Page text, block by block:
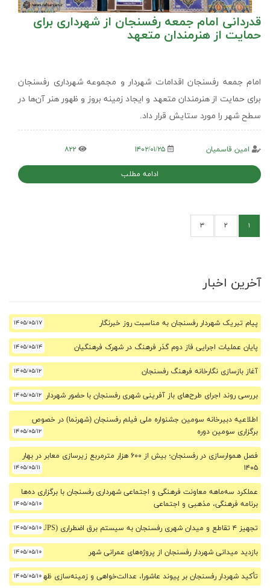
قدردانی امام جمعه رفسنجان از شهرداری برای
حمایت از هنرمندان متعهد
امام جمعه رفسنجان اقدامات شهردار و مجموعه شهرداری رفسنجان
برای حمایت از هنرمندان متعهد و ایجاد زمینه بروز و ظهور هنر آن‌ها در
سطح شهر را مورد ستایش قرار داد.
امین قاسمیان ۱۴۰۲/۰۱/۲۵ ۸۲۲
ادامه مطلب
۱ ۲ ۳
آخرین اخبار
پیام تبریک شهردار رفسنجان به مناسبت روز خبرنگار ۱۴۰۵/۰۵/۱۷
پایان عملیات اجرایی فاز دوم گذر فرهنگ در شهرک فرهنگیان ۱۴۰۵/۰۵/۱۴
آغاز بازسازی نگارخانه فرهنگ رفسنجان ۱۴۰۵/۰۵/۱۲
بررسی روند اجرای طرح‌های باز آفرینی شهری رفسنجان با حضور شهردار ۱۴۰۵/۰۵/۱۲
اطلاعیه دبیرخانه سومین جشنواره ملی فیلم رفسنجان (شهرنما) در خصوص
برگزاری سومین دوره
۱۴۰۵/۰۵/۱۲
فصل هموارسازی در رفسنجان؛ بیش از ۶۰۰ هزار مترمربع زیرسازی معابر در بهار
۱۴۰۵
۱۴۰۵/۰۵/۱۱
عملکرد سه‌ماهه معاونت فرهنگی و اجتماعی شهرداری رفسنجان با برگزاری ده‌ها
برنامه فرهنگی، مذهبی و اجتماعی
۱۴۰۵/۰۵/۱۰
تجهیز ۴ تقاطع و میدان شهری رفسنجان به سیستم برق اضطراری (UPS) ۱۴۰۵/۰۵/۱۰
بازدید میدانی شهردار رفسنجان از پروژه‌های عمرانی شهر ۱۴۰۵/۰۵/۱۰
تأکید شهردار رفسنجان بر پیوند عاشورا، عدالت‌خواهی و زمینه‌سازی ظهور۱۴۰۵/۰۵/۱۰